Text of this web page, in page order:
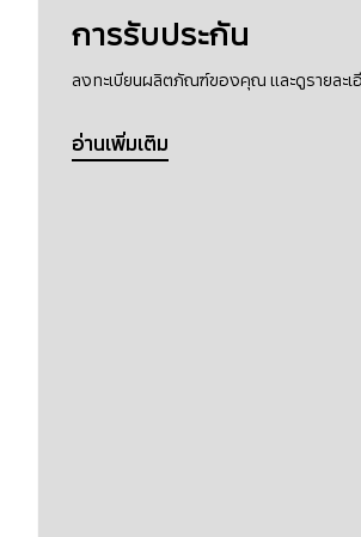
การรับประกัน
ลงทะเบียนผลิตภัณฑ์ของคุณ และดูรายละเ
อ่านเพิ่มเติม